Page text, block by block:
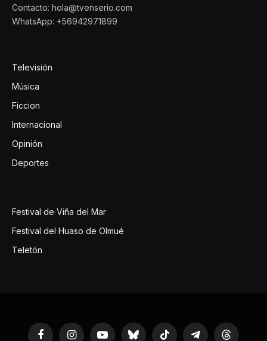
Contacto: hola@tvenserio.com
WhatsApp: +56942971899
Televisión
Música
Ficcion
Internacional
Opinión
Deportes
Festival de Viña del Mar
Festival del Huaso de Olmué
Teletón